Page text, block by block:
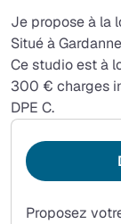
Je propose à la
Situé à
Ce studio est à
300 € charges
DPE C.
Proposez